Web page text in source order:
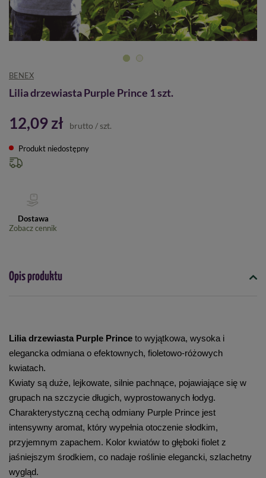
BENEX
Lilia drzewiasta Purple Prince 1 szt.
12,09 zł brutto / szt.
Produkt niedostępny
Dostawa
Zobacz cennik
Opis produktu
Lilia drzewiasta Purple Prince to wyjątkowa, wysoka i
elegancka odmiana o efektownych, fioletowo-różowych
kwiatach.
Kwiaty są duże, lejkowate, silnie pachnące, pojawiające się w
grupach na szczycie długich, wyprostowanych łodyg.
Charakterystyczną cechą odmiany Purple Prince jest
intensywny aromat, który wypełnia otoczenie słodkim,
przyjemnym zapachem. Kolor kwiatów to głęboki fiolet z
jaśniejszym środkiem, co nadaje roślinie elegancki, szlachetny
wygląd.